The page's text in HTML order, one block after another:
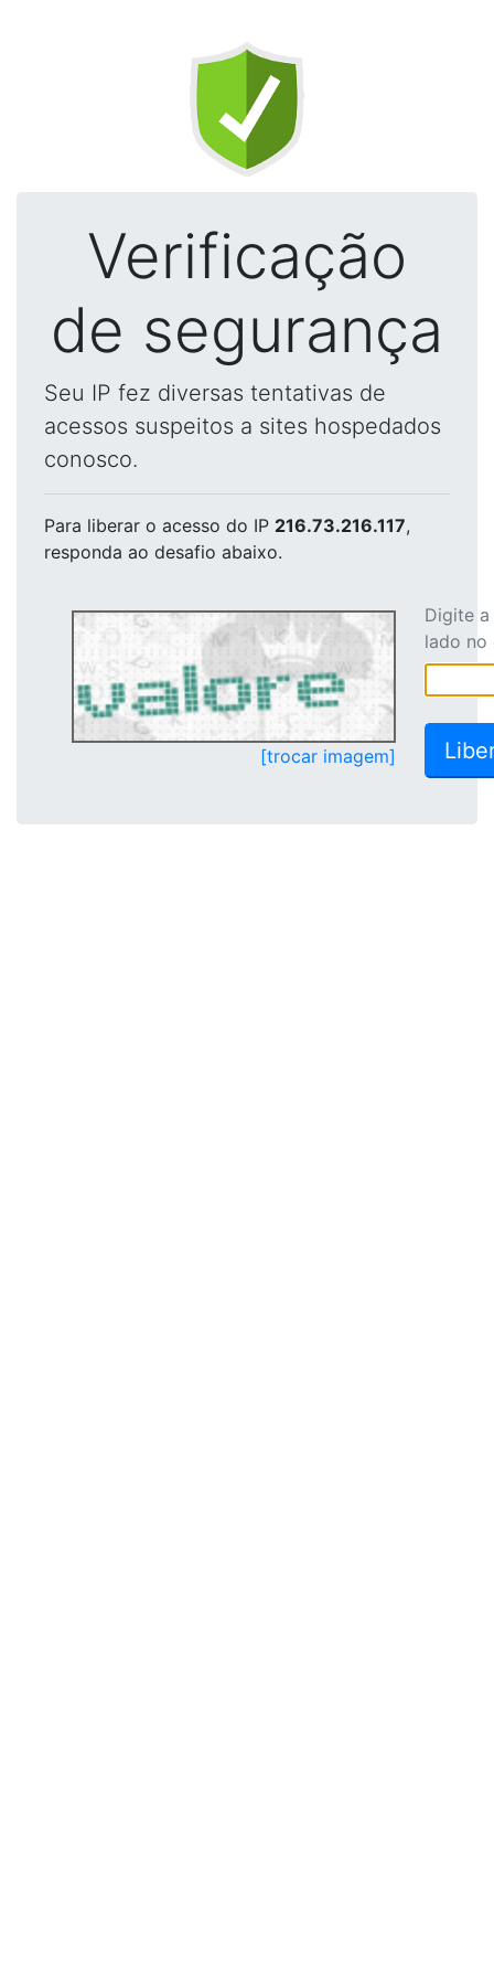
Verificação
de segurança
Seu IP fez diversas tentativas de
acessos suspeitos a sites hospedados
conosco.
Para liberar o acesso do IP 216.73.216.117,
responda ao desafio abaixo.
[trocar imagem]
Digite
lado no